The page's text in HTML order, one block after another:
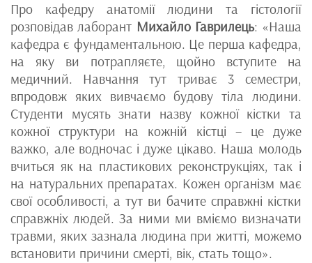
Про кафедру анатомії людини та гістології
розповідав лаборант Михайло Гаврилець: «Наша
кафедра є фундаментальною. Це перша кафедра,
на яку ви потрапляєте, щойно вступите на
медичний. Навчання тут триває 3 семестри,
впродовж яких вивчаємо будову тіла людини.
Студенти мусять знати назву кожної кістки та
кожної структури на кожній кістці – це дуже
важко, але водночас і дуже цікаво. Наша молодь
вчиться як на пластикових реконструкціях, так і
на натуральних препаратах. Кожен організм має
свої особливості, а тут ви бачите справжні кістки
справжніх людей. За ними ми вміємо визначати
травми, яких зазнала людина при житті, можемо
встановити причини смерті, вік, стать тощо».